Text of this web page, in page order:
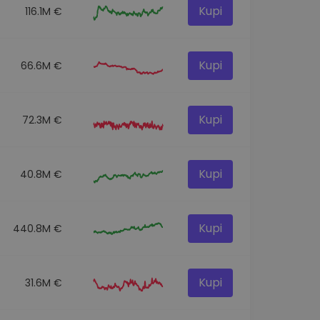
116.1M € Kupi
66.6M € Kupi
72.3M € Kupi
40.8M € Kupi
440.8M € Kupi
31.6M € Kupi